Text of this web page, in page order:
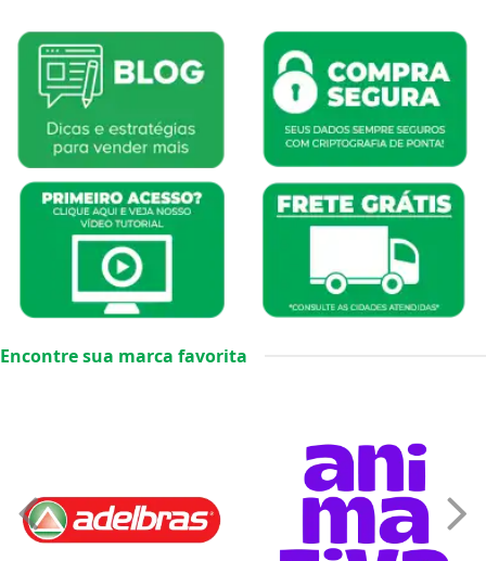
Encontre sua marca favorita